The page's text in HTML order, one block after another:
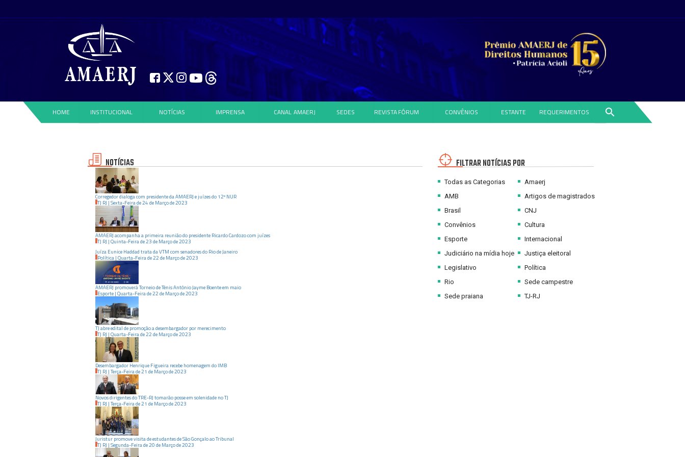
HOME INSTITUCIONAL NOTÍCIAS IMPRENSA CANAL AMAERJ SEDES REVISTAFÓRUM CONVÊNIOS ESTANTE REQUERIMENTOS search
NOTÍCIAS
Corregedor dialoga com presidente da AMAERJ e juízes do 12º NUR
TJ RJ | Sexta-Feirade24 de Marçode2023
AMAERJ acompanha a primeira reunião do presidente Ricardo Cardozo com juízes
TJ RJ | Quinta-Feirade23 de Marçode2023
Juíza Eunice Haddad trata da VTM com senadores do Rio de Janeiro
Política| Quarta-Feirade22 de Marçode2023
AMAERJ promoverá Torneio de Tênis Antônio Jayme Boente em maio
Esporte| Quarta-Feirade22 de Marçode2023
TJ abre edital de promoção a desembargador por merecimento
TJ RJ | Quarta-Feirade22 de Marçode2023
Desembargador Henrique Figueira recebe homenagem do IMB
TJ RJ | Terça-Feirade21 de Marçode2023
Novos dirigentes do TRE-RJ tomarão posse em solenidade no TJ
TJ RJ | Terça-Feirade21 de Marçode2023
Juristur promove visita de estudantes de São Gonçalo ao Tribunal
TJ RJ | Segunda-Feirade20 de Marçode2023
FILTRAR NOTÍCIAS POR
Todas as Categorias
AMB
Brasil
Convênios
Esporte
Judiciário na mídia hoje
Legislativo
Rio
Sede praiana
Amaerj
Artigos de magistrados
CNJ
Cultura
Internacional
Justiça eleitoral
Política
Sede campestre
TJ-RJ